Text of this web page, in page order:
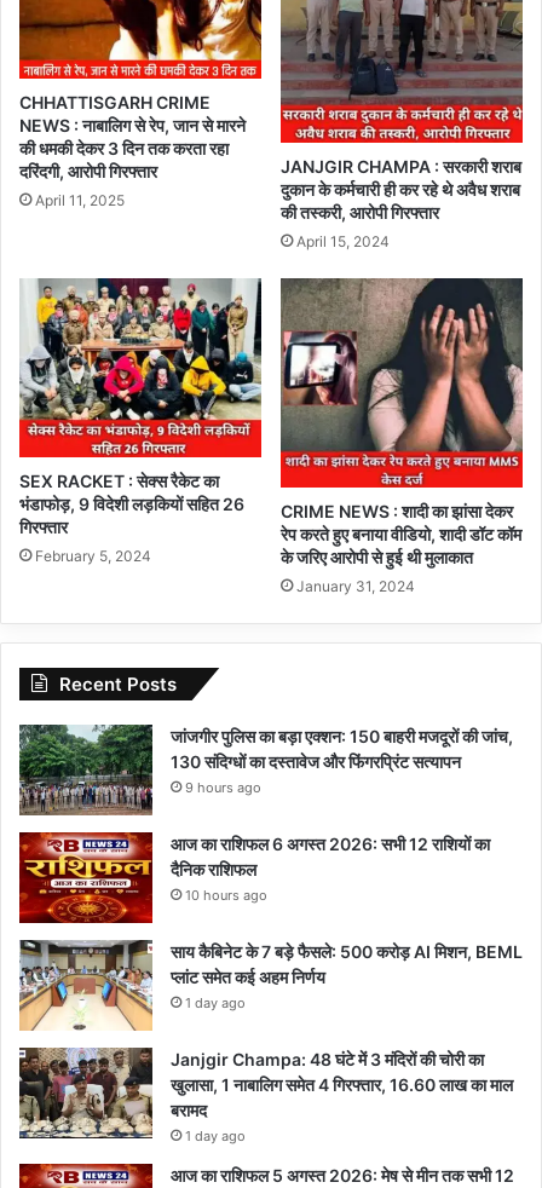
CHHATTISGARH CRIME
NEWS : नाबालिग से रेप, जान से मारने
की धमकी देकर 3 दिन तक करता रहा
दरिंदगी, आरोपी गिरफ्तार
April 11, 2025
JANJGIR CHAMPA : सरकारी शराब
दुकान के कर्मचारी ही कर रहे थे अवैध शराब
की तस्करी, आरोपी गिरफ्तार
April 15, 2024
SEX RACKET : सेक्स रैकेट का
भंडाफोड़, 9 विदेशी लड़कियों सहित 26
गिरफ्तार
February 5, 2024
CRIME NEWS : शादी का झांसा देकर
रेप करते हुए बनाया वीडियो, शादी डॉट कॉम
के जरिए आरोपी से हुई थी मुलाकात
January 31, 2024
Recent Posts
जांजगीर पुलिस का बड़ा एक्शन: 150 बाहरी मजदूरों की जांच,
130 संदिग्धों का दस्तावेज और फिंगरप्रिंट सत्यापन
9 hours ago
आज का राशिफल 6 अगस्त 2026: सभी 12 राशियों का
दैनिक राशिफल
10 hours ago
साय कैबिनेट के 7 बड़े फैसले: 500 करोड़ AI मिशन, BEML
प्लांट समेत कई अहम निर्णय
1 day ago
Janjgir Champa: 48 घंटे में 3 मंदिरों की चोरी का
खुलासा, 1 नाबालिग समेत 4 गिरफ्तार, 16.60 लाख का माल
बरामद
1 day ago
आज का राशिफल 5 अगस्त 2026: मेष से मीन तक सभी 12